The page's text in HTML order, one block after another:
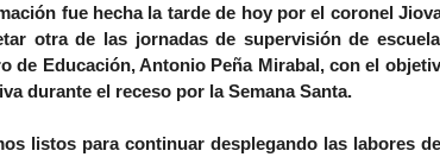
fue hecha la tarde de hoy por el coronel
otra de las jornadas de supervisión de
de Educación, Antonio Peña Mirabal, con el
durante el receso por la Semana Santa.
listos para continuar desplegando las labores